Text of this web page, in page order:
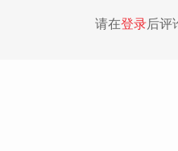
请在登录后评